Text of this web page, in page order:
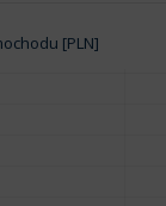
[PLN]